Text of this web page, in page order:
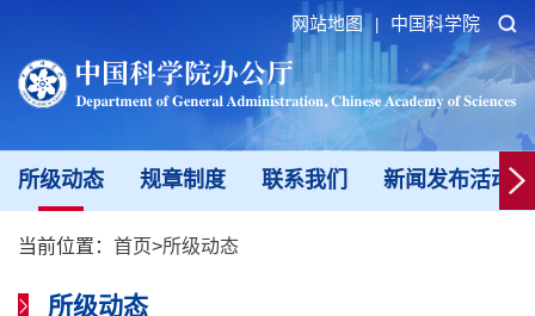
网站地图 中国科学院
所级动态 规章制度 联系我们 新闻发布活动
当前位置： 首页>所级动态
所级动态